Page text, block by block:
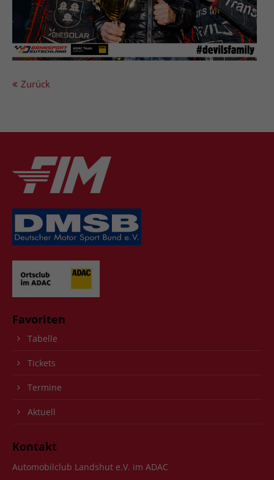
Zurück
Favoriten
Tabelle
Tickets
Termine
Aktuell
Kontakt
Automobilclub Landshut e.V. im ADAC